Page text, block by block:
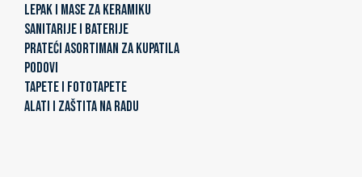
LEPAK I MASE ZA KERAMIKU
SANITARIJE I BATERIJE
PRATEĆI ASORTIMAN ZA KUPATILA
PODOVI
TAPETE I FOTOTAPETE
ALATI I ZAŠTITA NA RADU